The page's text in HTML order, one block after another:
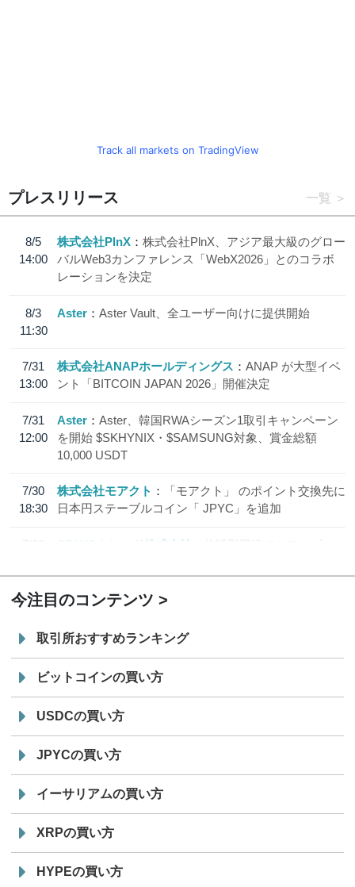
Track all markets on TradingView
プレスリリース 一覧
8/5
14:00
株式会社PlnX
株式会社PlnX、アジア最大級のグロー
バルWeb3カンファレンス「WebX2026」とのコラボ
レーションを決定
8/3
11:30
Aster Aster Vault、全ユーザー向けに提供開始
7/31
13:00
株式会社ANAPホールディングス
ANAP が大型イベ
ント「BITCOIN JAPAN 2026」開催決定
7/31
12:00
Aster
Aster、韓国RWAシーズン1取引キャンペーン
を開始 $SKHYNIX・$SAMSUNG対象、賞金総額
10,000 USDT
7/30
18:30
株式会社モアクト
「モアクト」 のポイント交換先に
日本円ステーブルコイン「 JPYC」を追加
7/29
SBI VCトレード株式会社
信託型円建てステーブル
今注目のコンテンツ
取引所おすすめランキング
ビットコインの買い方
USDCの買い方
JPYCの買い方
イーサリアムの買い方
XRPの買い方
HYPEの買い方